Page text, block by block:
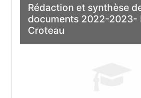
Rédaction et synthèse
documents 2022-2023-
Croteau